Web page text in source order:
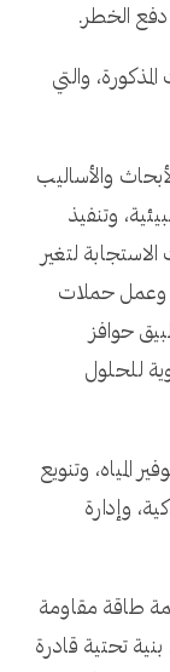
الخطر.
والتي
والأساليب
وتنفيذ
الاستجابة لتغير
وعمل حملات
حوافز
للحلول
المياه، وتنويع
وإدارة
طاقة مقاومة
بنية تحتية قادرة